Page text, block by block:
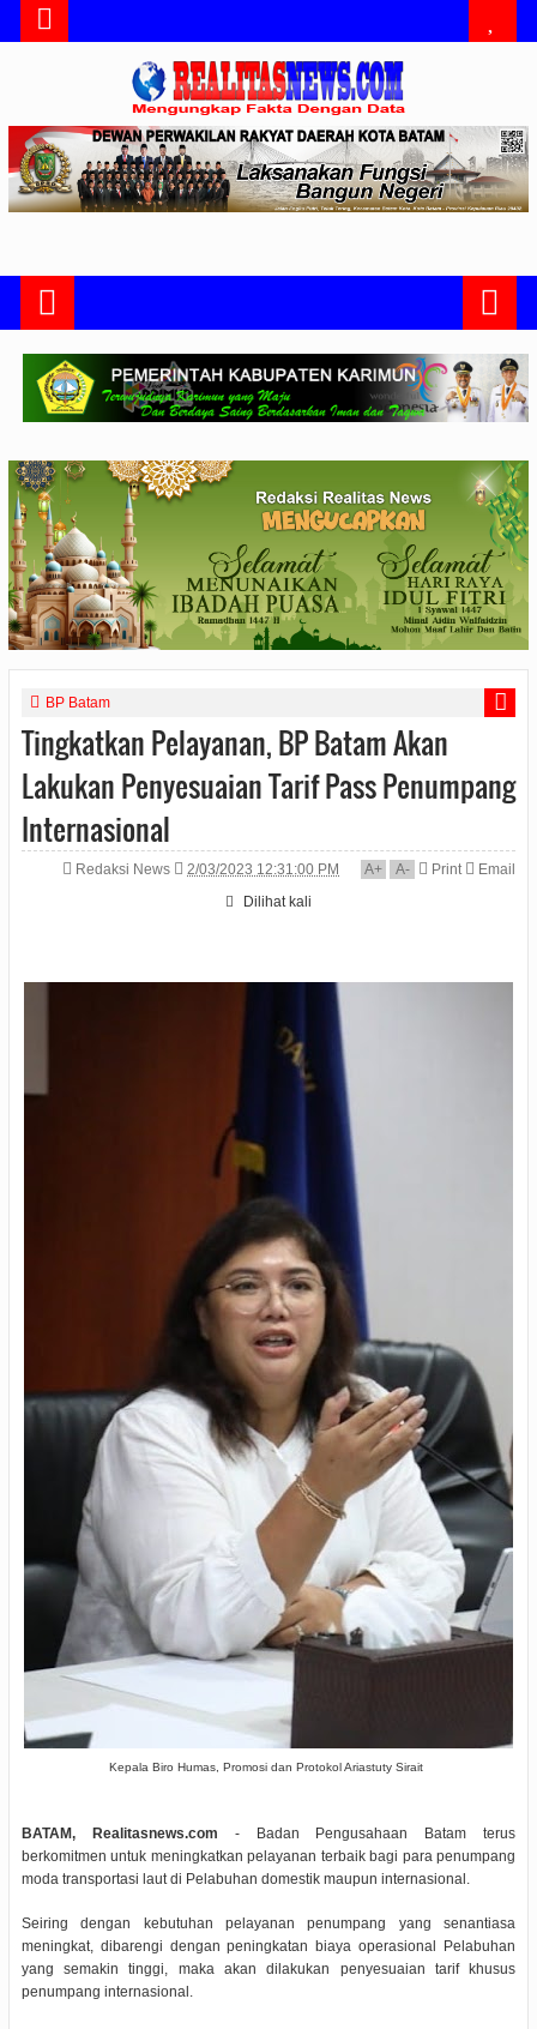
BP Batam
Tingkatkan Pelayanan, BP Batam Akan
Lakukan Penyesuaian Tarif Pass Penumpang
Internasional
Redaksi News 2/03/2023 12:31:00 PM A+ A- Print
Email
Dilihat kali
Kepala Biro Humas, Promosi dan Protokol Ariastuty Sirait
BATAM, Realitasnews.com - Badan Pengusahaan Batam terus
berkomitmen untuk meningkatkan pelayanan terbaik bagi para penumpang
moda transportasi laut di Pelabuhan domestik maupun internasional.
Seiring dengan kebutuhan pelayanan penumpang yang senantiasa
meningkat, dibarengi dengan peningkatan biaya operasional Pelabuhan
yang semakin tinggi, maka akan dilakukan penyesuaian tarif khusus
penumpang internasional.